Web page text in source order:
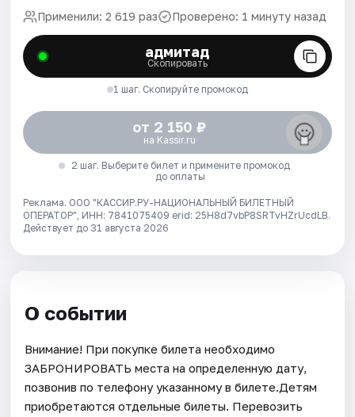
Применили: 2 619 раз Проверено: 1 минуту назад
адмитад
Скопировать
1 шаг. Скопируйте промокод
от 2 150 ₽
на Kassir.ru
2 шаг. Выберите билет и примените промокод
до оплаты
Реклама. ООО "КАССИР.РУ-НАЦИОНАЛЬНЫЙ БИЛЕТНЫЙ
ОПЕРАТОР", ИНН: 7841075409 erid: 25H8d7vbP8SRTvHZrUcdLB.
Действует до 31 августа 2026
О событии
Внимание! При покупке билета необходимо
ЗАБРОНИРОВАТЬ места на определенную дату,
позвонив по телефону указанному в билете.Детям
приобретаются отдельные билеты. Перевозить